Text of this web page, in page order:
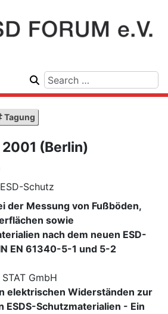
Tagung
2001 (Berlin)
Schutz
der Messung von Fußböden,
sowie
nach dem neuen ESD-
EN 61340-5-1 und 5-2
GmbH
elektrischen Widerständen zur
ESDS-Schutzmaterialien - Ein